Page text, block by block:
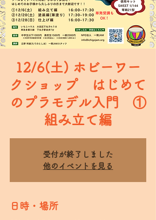
12/6(土) ホビーワー
クショップ はじめて
のプラモデル入門 ①
組み立て編
受付が終了しました
他のイベントを見る
日時・場所